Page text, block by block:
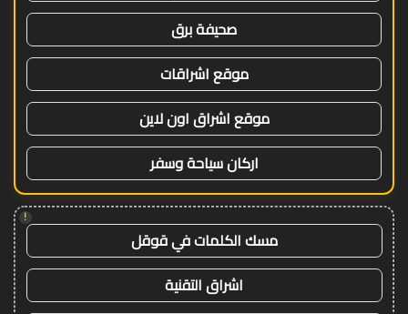
صحيفة برق
موقع اشراقات
موقع اشراق اون لاين
اركان سياحة وسفر
!
مسك الكلمات في قوقل
اشراق التقنية